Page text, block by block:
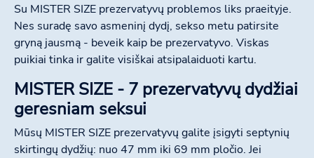
Su MISTER SIZE prezervatyvų problemos liks praeityje.
Nes suradę savo asmeninį dydį, sekso metu patirsite
gryną jausmą - beveik kaip be prezervatyvo. Viskas
puikiai tinka ir galite visiškai atsipalaiduoti kartu.
MISTER SIZE - 7 prezervatyvų dydžiai
geresniam seksui
Mūsų MISTER SIZE prezervatyvų galite įsigyti septynių
skirtingų dydžių: nuo 47 mm iki 69 mm pločio. Jei